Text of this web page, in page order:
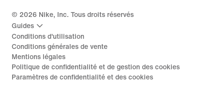
© 2026 Nike, Inc. Tous droits réservés
Guides
Conditions d'utilisation
Conditions générales de vente
Mentions légales
Politique de confidentialité et de gestion des cookies
Paramètres de confidentialité et des cookies